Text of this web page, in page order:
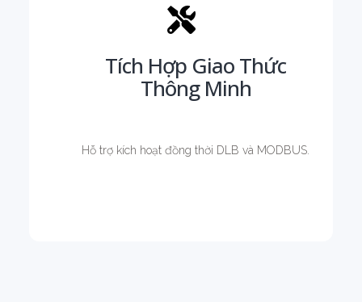
Tích Hợp Giao Thức
Thông Minh
Hỗ trợ kích hoạt đồng thời DLB và MODBUS.